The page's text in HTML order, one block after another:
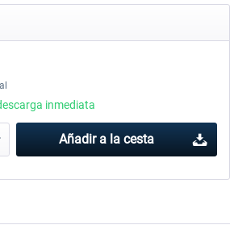
Sierrasim Simulation - SKMD
inmediata
Añadir a la cesta